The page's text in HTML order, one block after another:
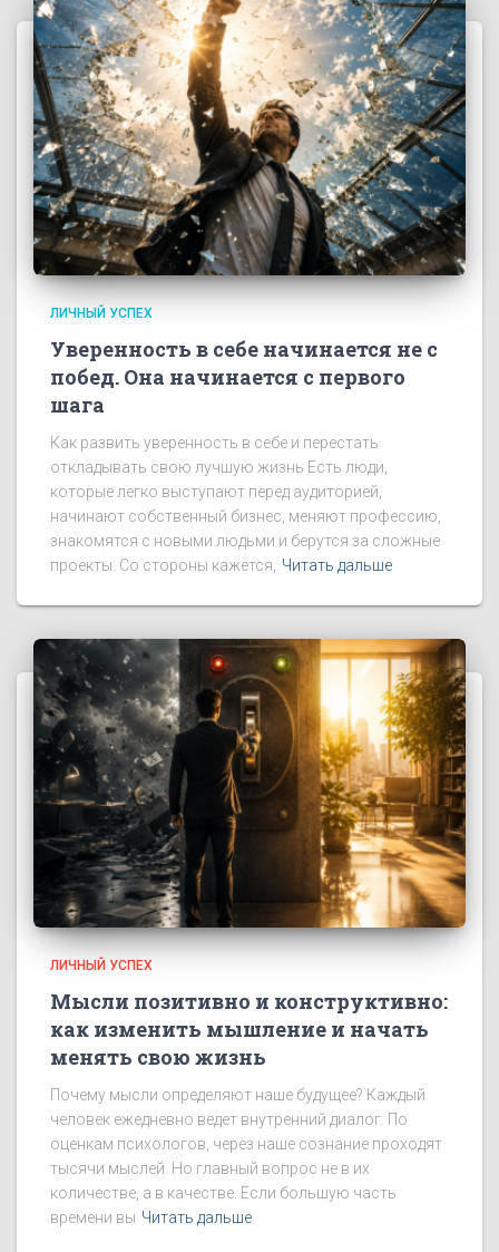
ЛИЧНЫЙ УСПЕХ
Уверенность в себе начинается не с
побед. Она начинается с первого
шага
Как развить уверенность в себе и перестать
откладывать свою лучшую жизнь Есть люди,
которые легко выступают перед аудиторией,
начинают собственный бизнес, меняют профессию,
знакомятся с новыми людьми и берутся за сложные
проекты. Со стороны кажется, Читать дальше
ЛИЧНЫЙ УСПЕХ
Мысли позитивно и конструктивно:
как изменить мышление и начать
менять свою жизнь
Почему мысли определяют наше будущее? Каждый
человек ежедневно ведет внутренний диалог. По
оценкам психологов, через наше сознание проходят
тысячи мыслей. Но главный вопрос не в их
количестве, а в качестве. Если большую часть
времени вы Читать дальше